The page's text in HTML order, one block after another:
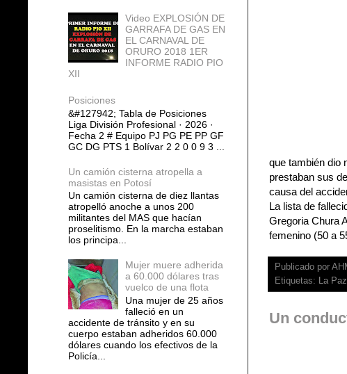
que también dio
prestaban sus
causa del
La lista de
Gregoria Chura
femenino (50 a
Publicado por
Etiquetas: La Paz
Un
Video EXPLOSIÓN DE
GARRAFA DE GAS EN
EL CARNAVAL DE
ORURO 2018 1ER
INFORME RADIO PIO
XII
Posiciones
&#127942; Tabla de Posiciones
Liga División Profesional · 2026 ·
Fecha 2 # Equipo PJ PG PE PP GF
GC DG PTS 1 Bolívar 2 2 0 0 9 3 ...
Un camión cisterna atropella a
masistas en Potosí
Un camión cisterna de diez llantas
atropelló anoche a unos 200
militantes del MAS que hacían
proselitismo. En la marcha estaban
los principa...
Mujer muere adherida
a 60.000 dólares tras
vuelco de una flota
Una mujer de 25 años
falleció en un
accidente de tránsito y en su
cuerpo estaban adheridos 60.000
dólares cuando los efectivos de la
Policía...